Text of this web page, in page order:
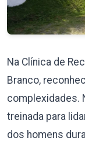
Na Clínica de
Branco,
complexidades.
treinada para
dos homens